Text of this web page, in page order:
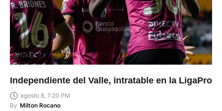
Independiente del Valle, intratable en la LigaPro
agosto 8, 7:20 PM
By Milton Rocano